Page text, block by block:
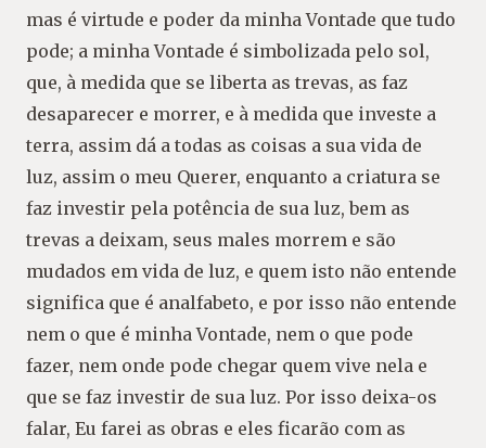
mas é virtude e poder da minha Vontade que tudo
pode; a minha Vontade é simbolizada pelo sol,
que, à medida que se liberta as trevas, as faz
desaparecer e morrer, e à medida que investe a
terra, assim dá a todas as coisas a sua vida de
luz, assim o meu Querer, enquanto a criatura se
faz investir pela potência de sua luz, bem as
trevas a deixam, seus males morrem e são
mudados em vida de luz, e quem isto não entende
significa que é analfabeto, e por isso não entende
nem o que é minha Vontade, nem o que pode
fazer, nem onde pode chegar quem vive nela e
que se faz investir de sua luz. Por isso deixa-os
falar, Eu farei as obras e eles ficarão com as